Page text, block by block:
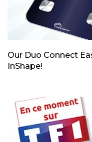
Our Duo Connect
InShape!